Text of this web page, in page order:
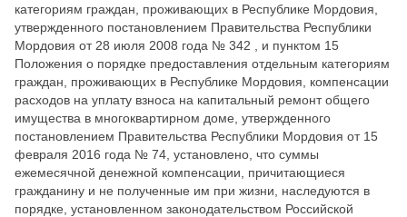
категориям граждан, проживающих в Республике Мордовия,
утвержденного постановлением Правительства Республики
Мордовия от 28 июля 2008 года № 342 , и пунктом 15
Положения о порядке предоставления отдельным категориям
граждан, проживающих в Республике Мордовия, компенсации
расходов на уплату взноса на капитальный ремонт общего
имущества в многоквартирном доме, утвержденного
постановлением Правительства Республики Мордовия от 15
февраля 2016 года № 74, установлено, что суммы
ежемесячной денежной компенсации, причитающиеся
гражданину и не полученные им при жизни, наследуются в
порядке, установленном законодательством Российской